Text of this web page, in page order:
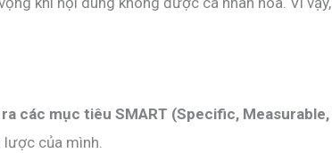
các mục tiêu SMART (Specific,
lược của mình.